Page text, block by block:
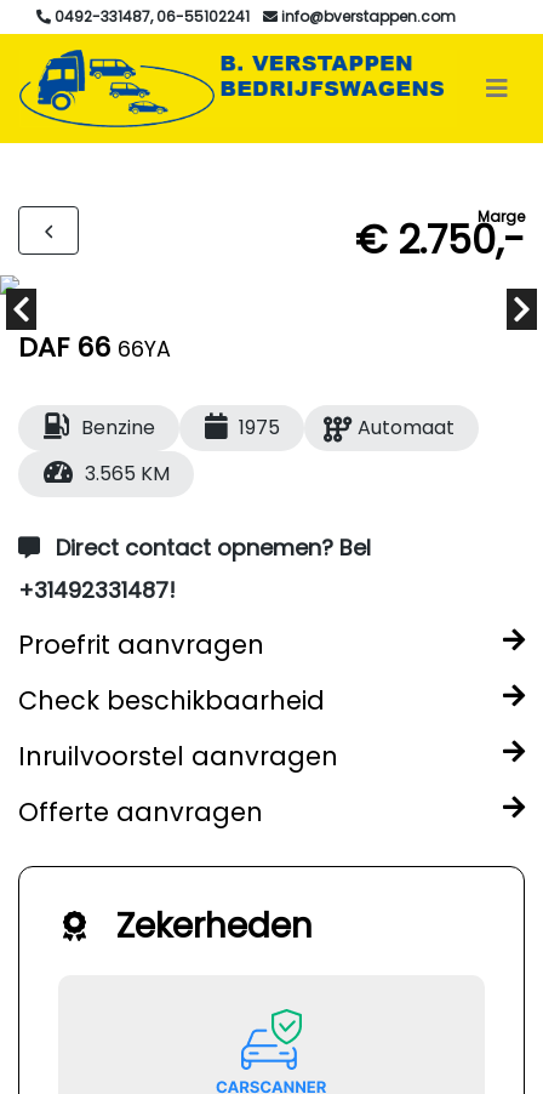
0492-331487, 06-55102241 info@bverstappen.com
Marge
€ 2.750,-
DAF 66 66YA
Benzine 1975
Automaat
3.565 KM
Direct contact opnemen? Bel
+31492331487!
Proefrit aanvragen
Check beschikbaarheid
Inruilvoorstel aanvragen
Offerte aanvragen
Zekerheden